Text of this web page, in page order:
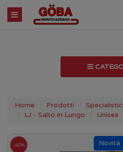
Home Prodotti
LJ - Salto in Lungo
Unisex
-40%